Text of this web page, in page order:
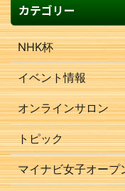
カテゴリー
NHK杯
イベント情報
オンラインサロン
トピック
マイナビ女子オープ